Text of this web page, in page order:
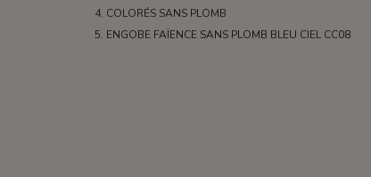
COLORÉS SANS PLOMB
ENGOBE FAÏENCE SANS PLOMB BLEU CIEL CC08